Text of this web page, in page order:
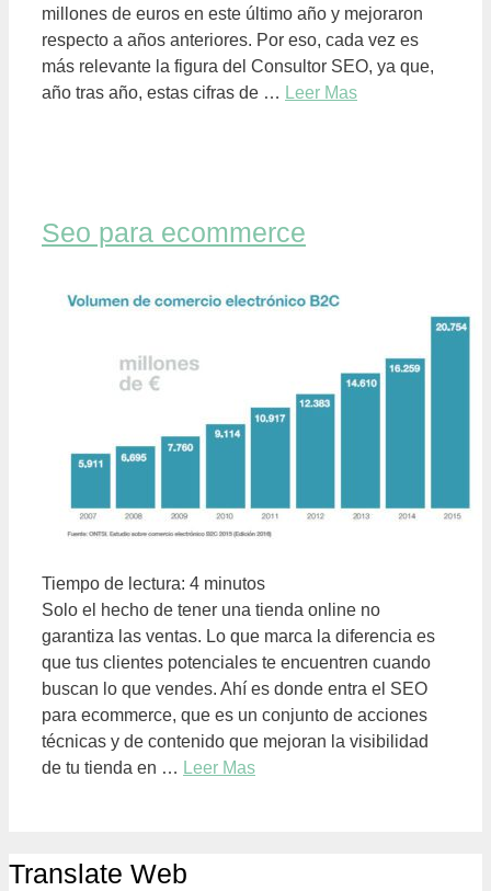
millones de euros en este último año y mejoraron
respecto a años anteriores. Por eso, cada vez es
más relevante la figura del Consultor SEO, ya que,
año tras año, estas cifras de … Leer Mas
Seo para ecommerce
Tiempo de lectura: 4 minutos
Solo el hecho de tener una tienda online no
garantiza las ventas. Lo que marca la diferencia es
que tus clientes potenciales te encuentren cuando
buscan lo que vendes. Ahí es donde entra el SEO
para ecommerce, que es un conjunto de acciones
técnicas y de contenido que mejoran la visibilidad
de tu tienda en … Leer Mas
Translate Web